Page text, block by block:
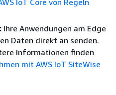
Ihre Anwendungen am Edge
Daten direkt an senden.
Informationen finden
mit AWS IoT SiteWise